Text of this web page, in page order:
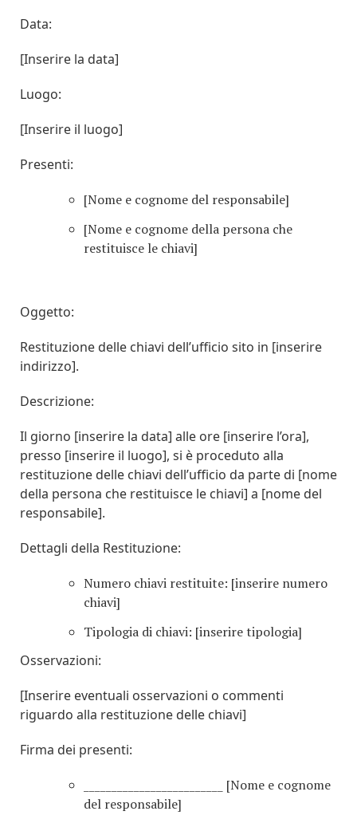
Data:
[Inserire la data]
Luogo:
[Inserire il luogo]
Presenti:
[Nome e cognome del responsabile]
[Nome e cognome della persona che
restituisce le chiavi]
Oggetto:
Restituzione delle chiavi dell’ufficio sito in [inserire
indirizzo].
Descrizione:
Il giorno [inserire la data] alle ore [inserire l’ora],
presso [inserire il luogo], si è proceduto alla
restituzione delle chiavi dell’ufficio da parte di [nome
della persona che restituisce le chiavi] a [nome del
responsabile].
Dettagli della Restituzione:
Numero chiavi restituite: [inserire numero
chiavi]
Tipologia di chiavi: [inserire tipologia]
Osservazioni:
[Inserire eventuali osservazioni o commenti
riguardo alla restituzione delle chiavi]
Firma dei presenti:
_________________________ [Nome e cognome
del responsabile]